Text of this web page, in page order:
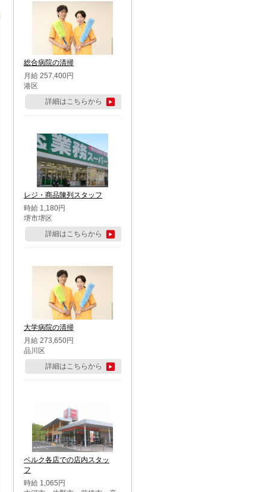
総合病院の清掃
月給 257,400円
港区
詳細はこちらから
レジ・商品陳列スタッフ
時給 1,180円
堺市堺区
詳細はこちらから
大学病院の清掃
月給 273,650円
品川区
詳細はこちらから
ベルク各店での店内スタッ
フ
時給 1,065円